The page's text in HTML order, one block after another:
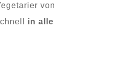
von
in alle